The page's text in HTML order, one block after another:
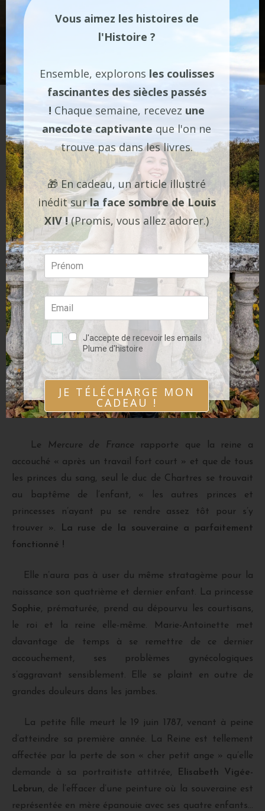
Marie-Antoinette et ses enfants par Elisabeth Vigée Lebrun en 1787
(dans le berceau était représentée la petite Sophie)
Louis a beau alléger les contraintes de
l’accouchement public, c’est toujours trop pour la reine,
qui ne supporte pas d’être ainsi mise en scène
dans un
moment aussi intime.
Pour la naissance de son second fils,Louis-Charles,
futur prisonnier du Temple, Marie-Antoinette recourt à
un subterfuge qui, sans abolir la pratique intrusive de
l’accouchement public des reines, lui permet d’en limiter
la pénibilité.
Le 27 mars 1785 au petit matin, Marie-Antoinette
sent que le travail est imminent. Elle ne met dans la
confidence que son amiela duchesse de Polignac, et
donne le change face aux courtisans pour dissiper leurs
soupçons. Elle se fait ainsi violence pour repousser
jusqu’à l’extrême limite le moment d’en faire l’annonce
officielle.
Le Mercure de France rapporte que la reine a
accouché « après un travail fort court » et que de tous
les princes du sang, seul le duc de Chartres se trouvait
au baptême de l’enfant, « les autres princes et
princesses n’ayant pu se rendre assez tôt pour s’y
trouver ».
La ruse de la souveraine a parfaitement
fonctionné !
Elle n’aura pas à user du même stratagème pour la
naissance son quatrième et dernier enfant. La princesse
Sophie, prématurée, prend au dépourvu les courtisans,
le roi et la reine elle-même. Marie-Antoinette met
davantage de temps à se remettre de ce dernier
accouchement, ses problèmes gynécologiques
s’aggravant sensiblement. Elle se plaint en outre de
grandes douleurs dans les jambes.
La petite fille meurt le 19 juin 1787, venant à peine
d’atteindre sa première année. La Reine est tellement
affectée par la perte de son « cher petit ange » qu’elle
demande à sa portraitiste attitrée,
Elisabeth Vigée-
Lebrun, de l’effacer d’une peinture où la souveraine est
représentée en mère épanouie avec ses quatre enfants…
Vous aimez les histoires de
l'Histoire ?
Ensemble, explorons les coulisses
fascinantes des siècles passés
! Chaque semaine, recevez une
anecdote captivante que l'on ne
trouve pas dans les livres.
🎁 En cadeau, un article illustré
inédit surla face sombre de Louis
XIV !(Promis, vous allez adorer.)
J'accepte de recevoir les emails
Plume d'histoire
JE TÉLÉCHARGE MON
CADEAU !